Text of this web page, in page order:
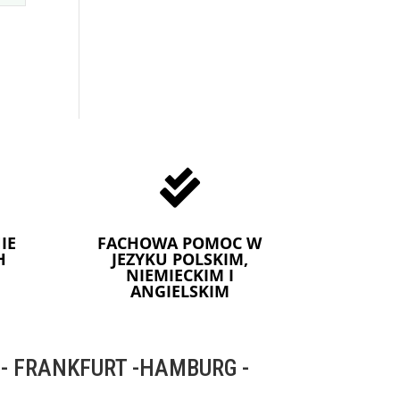

FACHOWA POMOC W
JEZYKU POLSKIM,
NIEMIECKIM I
ANGIELSKIM
FRANKFURT -HAMBURG -